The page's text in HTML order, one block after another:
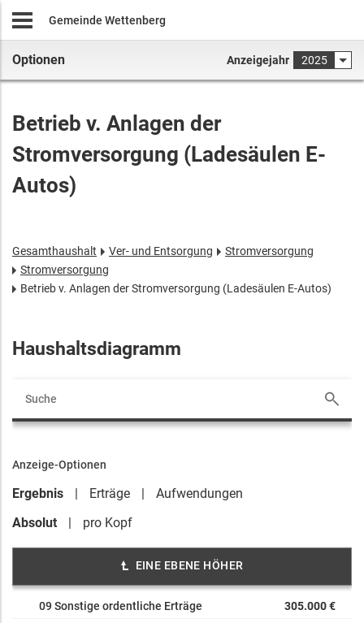
Gemeinde Wettenberg
Optionen Anzeigejahr 2025
Betrieb v. Anlagen der
Stromversorgung (Ladesäulen E-
Autos)
Gesamthaushalt Ver- und Entsorgung
Stromversorgung
Stromversorgung
Betrieb v. Anlagen der Stromversorgung (Ladesäulen E-Autos)
Haushaltsdiagramm
Anzeige-Optionen
Ergebnis Erträge
Aufwendungen
Absolut
pro Kopf
EINE EBENE HÖHER
09 Sonstige ordentliche Erträge 305.000 €